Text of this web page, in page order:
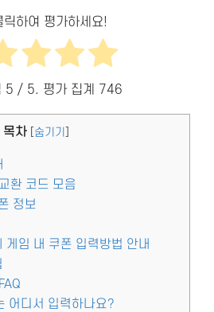
릭하여 평가하세요!
5 / 5. 평가 집계 746
목차 숨기기
환 코드 모음
정보
게임 내 쿠폰 입력방법 안내
어디서 입력하나요?